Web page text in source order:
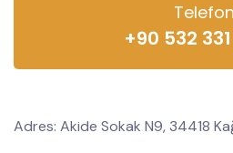
Telefon
+90 532
Adres: Akide Sokak N9, 34418